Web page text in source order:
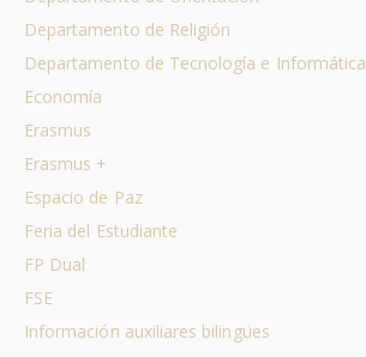
Departamento de Religión
Departamento de Tecnología e Informática
Economía
Erasmus
Erasmus +
Espacio de Paz
Feria del Estudiante
FP Dual
FSE
Información auxiliares bilingües